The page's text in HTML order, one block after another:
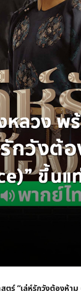
ตร์“เล่ห์รักวังต้องห้า